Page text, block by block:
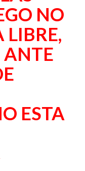
NO
LIBRE,
ANTE
ESTA